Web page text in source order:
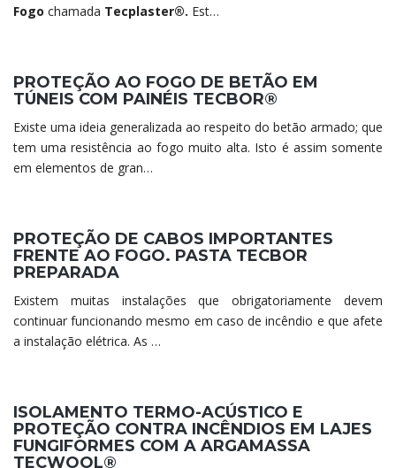
Fogo chamada Tecplaster®. Est…
PROTEÇÃO AO FOGO DE BETÃO EM
TÚNEIS COM PAINÉIS TECBOR®
Existe uma ideia generalizada ao respeito do betão armado; que
tem uma resistência ao fogo muito alta. Isto é assim somente
em elementos de gran…
PROTEÇÃO DE CABOS IMPORTANTES
FRENTE AO FOGO. PASTA TECBOR
PREPARADA
Existem muitas instalações que obrigatoriamente devem
continuar funcionando mesmo em caso de incêndio e que afete
a instalação elétrica. As …
ISOLAMENTO TERMO-ACÚSTICO E
PROTEÇÃO CONTRA INCÊNDIOS EM LAJES
FUNGIFORMES COM A ARGAMASSA
TECWOOL®